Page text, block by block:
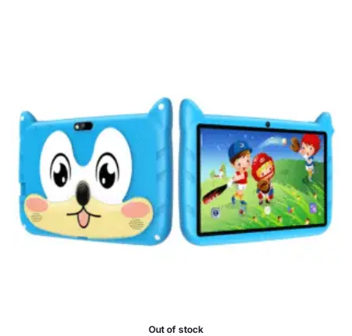
Out of stock